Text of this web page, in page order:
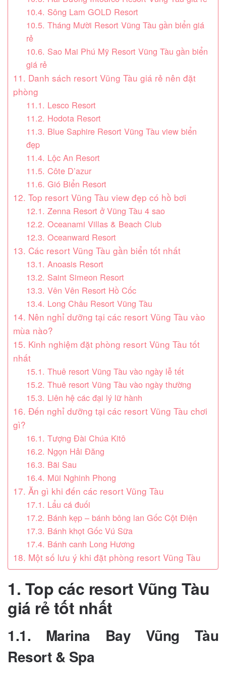
10.4. Sông Lam GOLD Resort
10.5. Tháng Mười Resort Vũng Tàu gần biển giá
rẻ
10.6. Sao Mai Phú Mỹ Resort Vũng Tàu gần biển
giá rẻ
11. Danh sách resort Vũng Tàu giá rẻ nên đặt
phòng
11.1. Lesco Resort
11.2. Hodota Resort
11.3. Blue Saphire Resort Vũng Tàu view biển
đẹp
11.4. Lộc An Resort
11.5. Côte D’azur
11.6. Gió Biển Resort
12. Top resort Vũng Tàu view đẹp có hồ bơi
12.1. Zenna Resort ở Vũng Tàu 4 sao
12.2. Oceanami Villas & Beach Club
12.3. Oceanward Resort
13. Các resort Vũng Tàu gần biển tốt nhất
13.1. Anoasis Resort
13.2. Saint Simeon Resort
13.3. Vên Vên Resort Hồ Cốc
13.4. Long Châu Resort Vũng Tàu
14. Nên nghỉ dưỡng tại các resort Vũng Tàu vào
mùa nào?
15. Kinh nghiệm đặt phòng resort Vũng Tàu tốt
nhất
15.1. Thuê resort Vũng Tàu vào ngày lễ tết
15.2. Thuê resort Vũng Tàu vào ngày thường
15.3. Liên hệ các đại lý lữ hành
16. Đến nghỉ dưỡng tại các resort Vũng Tàu chơi
gì?
16.1. Tượng Đài Chúa Kitô
16.2. Ngọn Hải Đăng
16.3. Bãi Sau
16.4. Mũi Nghinh Phong
17. Ăn gì khi đến các resort Vũng Tàu
17.1. Lẩu cá đuối
17.2. Bánh kẹp – bánh bông lan Gốc Cột Điện
17.3. Bánh khọt Gốc Vú Sữa
17.4. Bánh canh Long Hương
18. Một số lưu ý khi đặt phòng resort Vũng Tàu
1. Top các resort Vũng Tàu
giá rẻ tốt nhất
1.1. Marina Bay Vũng Tàu
Resort & Spa